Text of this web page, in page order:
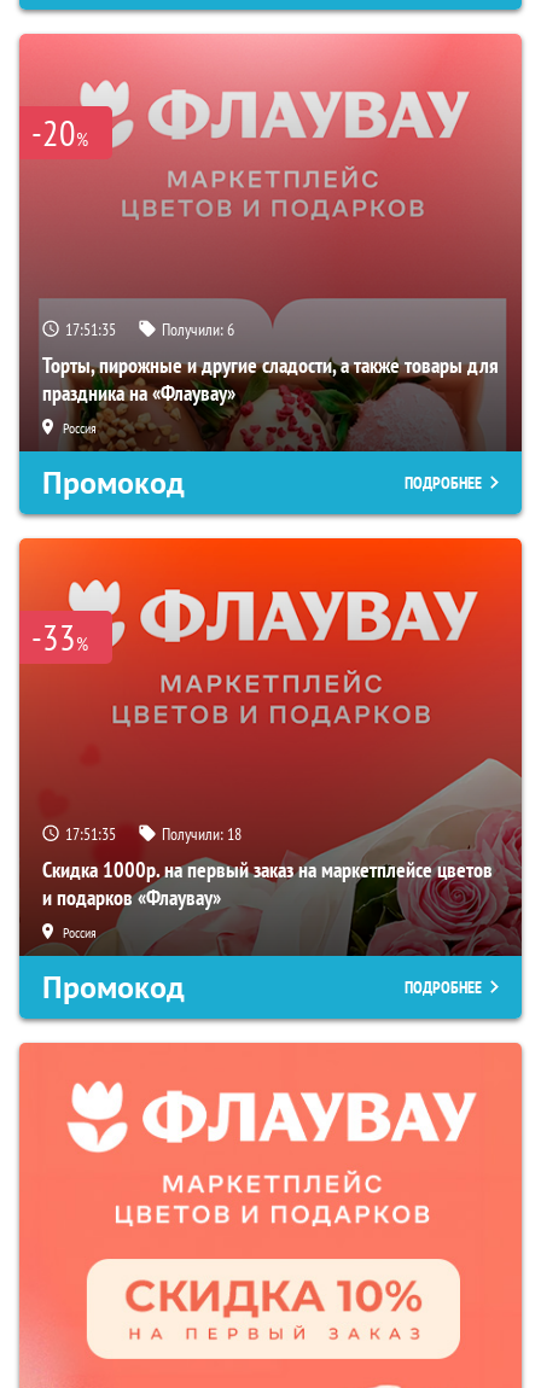
-20%
17:51:34 Получили:6
Торты, пирожные и другие сладости, а также товары для
праздника на «Флаувау»
Россия
Промокод ПОДРОБНЕЕ
-33%
17:51:34 Получили: 18
Скидка 1000р. на первый заказ на маркетплейсе цветов
и подарков «Флаувау»
Россия
Промокод ПОДРОБНЕЕ